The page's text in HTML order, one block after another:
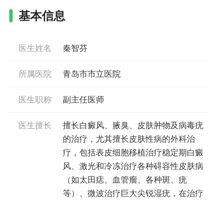
基本信息
医生姓名 秦智芬
所属医院 青岛市市立医院
医生职称 副主任医师
医生擅长
擅长白癜风、腋臭、皮肤肿物及病毒疣
的治疗，尤其擅长皮肤性病的外科治
疗，包括表皮细胞移植治疗稳定期白癜
风、激光和冷冻治疗各种碍容性皮肤病
（如太田痣、血管瘤、各种斑、疣
等）、微波治疗巨大尖锐湿疣，在治疗